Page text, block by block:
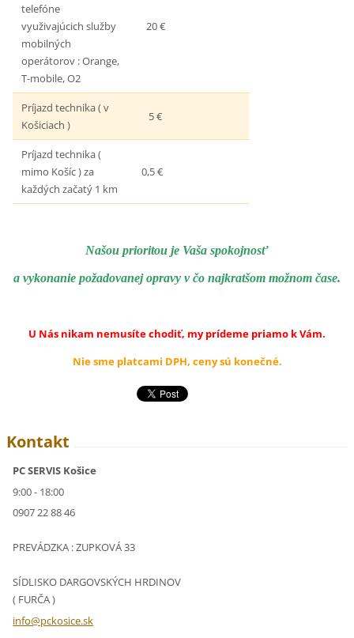
telefóne
využivajúcich služby
mobilných
operátorov : Orange,
T-mobile, O2
20 €
Príjazd technika ( v
Košiciach )
5 €
Príjazd technika (
mimo Košíc ) za
každých začatý 1 km
0,5 €
Našou prioritou je Vaša spokojnosť
a vykonanie požadovanej opravy v čo najkratšom možnom čase.
U Nás nikam nemusíte chodiť, my prídeme priamo k Vám.
Nie sme platcami DPH, ceny sú konečné.
Kontakt
PC SERVIS Košice
9:00 - 18:00
0907 22 88 46
PREVÁDZKA : ZUPKOVÁ 33
SÍDLISKO DARGOVSKÝCH HRDINOV
( FURČA )
info@pckosice.sk